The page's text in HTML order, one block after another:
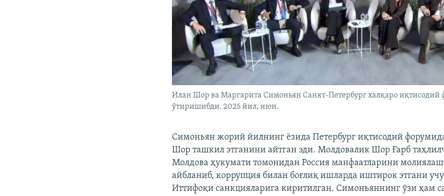
Илан Шор ва Маргарита Симоньян Санкт-Петербург халқаро иқтисодий
ўтиришибди. 2025 йил, июн.
Симоньян жорий йилнинг ёзида Петербург иқтисодий
Шор ташкил этганини айтган эди. Молдовалик Шор Ғарб
Молдова ҳукумати томонидан Россия манфаатларини
айбланиб, коррупция билан боғлиқ ишларда иштирок этгани
Иттифоқи санкцияларига киритилган. Симоньяннинг ўзи ҳам